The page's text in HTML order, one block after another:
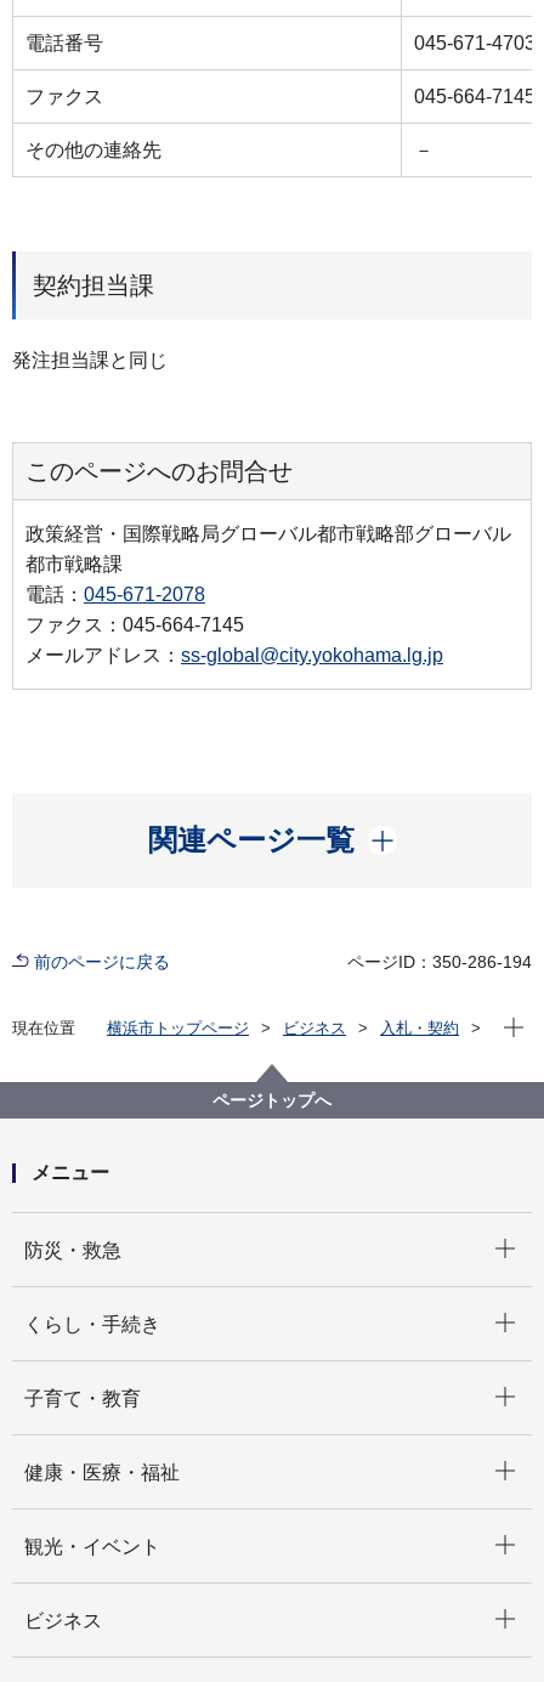
電話番号 045-671-4703
ファクス 045-664-7145
その他の連絡先 －
契約担当課
発注担当課と同じ
このページへのお問合せ
政策経営・国際戦略局グローバル都市戦略部グローバル
都市戦略課
電話： 045-671-2078
ファクス：045-664-7145
メールアドレス： ss-global@city.yokohama.lg.jp
関連ページ一覧
開く
前のページに戻る ページID：350-286-194
現在位置 横浜市トップページ ビジネス
入札・契約
【契約結果掲載】【公募型プロポーザル】令和６年度
シティネット事業におけるSDGs推進業務委託
現在
ページトップへ
メニュー
防災・救急
くらし・手続き
子育て・教育
健康・医療・福祉
観光・イベント
ビジネス